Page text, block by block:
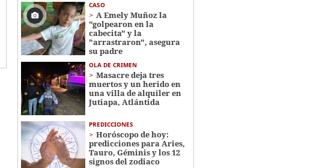
CASO
A Emely Muñoz la
"golpearon en la
cabecita" y la
"arrastraron", asegura
su padre
OLA DE CRIMEN
Masacre deja tres
muertos y un herido en
una villa de alquiler en
Jutiapa, Atlántida
PREDICCIONES
Horóscopo de hoy:
predicciones para Aries,
Tauro, Géminis y los 12
signos del zodiaco